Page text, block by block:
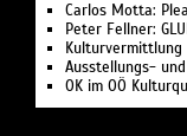
Carlos Motta:
Peter Fellner:
Kulturvermittlung
Ausstellungs-
OK im OÖ